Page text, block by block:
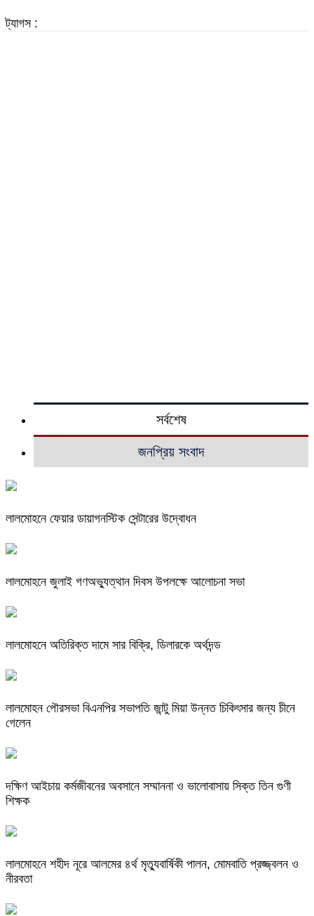
ট্যাগস :
সর্বশেষ
জনপ্রিয় সংবাদ
লালমোহনে ফেয়ার ডায়াগনস্টিক সেন্টারের উদ্বোধন
লালমোহনে জুলাই গণঅভ্যুত্থান দিবস উপলক্ষে আলোচনা সভা
লালমোহনে অতিরিক্ত দামে সার বিক্রি, ডিলারকে অর্থদন্ড
লালমোহন পৌরসভা বিএনপির সভাপতি জান্টু মিয়া উন্নত চিকিৎসার জন্য চীনে
গেলেন
দক্ষিণ আইচায় কর্মজীবনের অবসানে সম্মাননা ও ভালোবাসায় সিক্ত তিন গুণী
শিক্ষক
লালমোহনে শহীদ নূরে আলমের ৪র্থ মৃত্যুবার্ষিকী পালন, মোমবাতি প্রজ্জ্বলন ও
নীরবতা